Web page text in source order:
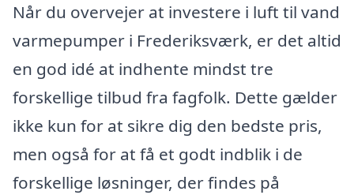
Når du overvejer at investere i luft til vand
varmepumper i Frederiksværk, er det altid
en god idé at indhente mindst tre
forskellige tilbud fra fagfolk. Dette gælder
ikke kun for at sikre dig den bedste pris,
men også for at få et godt indblik i de
forskellige løsninger, der findes på